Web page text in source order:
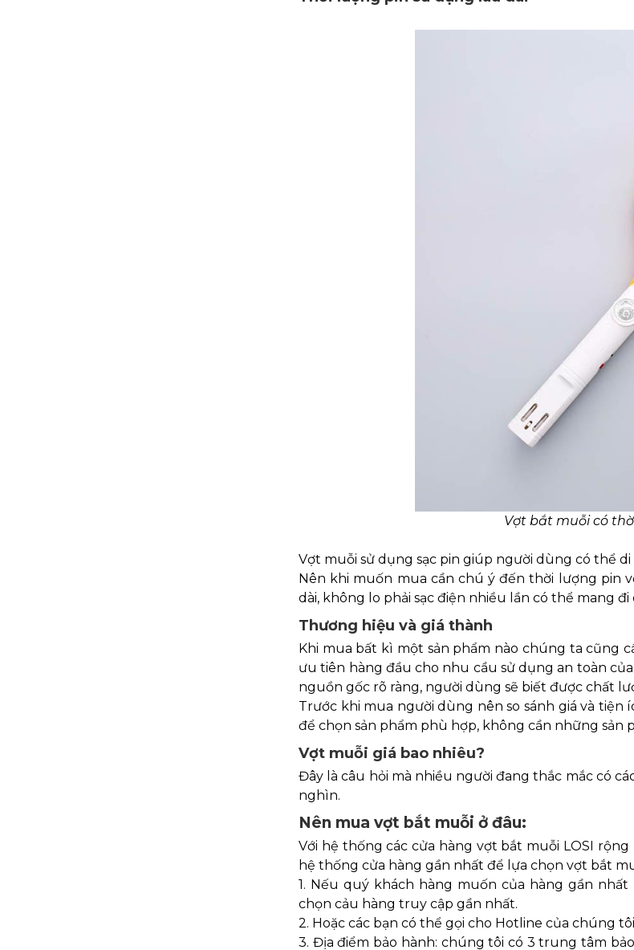
Vợt bắt muỗi có
Vợt muỗi sử dụng sạc pin giúp người dùng có thể
Nên khi muốn mua cần chú ý đến thời lượng pin
dài, không lo phải sạc điện nhiều lần có thể mang đi
Thương hiệu và giá thành
Khi mua bất kì một sản phẩm nào chúng ta cũng
ưu tiên hàng đầu cho nhu cầu sử dụng an toàn
nguồn gốc rõ ràng, người dùng sẽ biết được chất
Trước khi mua người dùng nên so sánh giá và tiện
để chọn sản phẩm phù hợp, không cần những sản
Vợt muỗi giá bao nhiêu?
Đây là câu hỏi mà nhiều người đang thắc mắc có
nghìn.
Nên mua vợt bắt muỗi ở đâu:
Với hệ thống các cửa hàng vợt bắt muỗi LOSI
hệ thống cửa hàng gần nhất để lựa chọn vợt bắt
1. Nếu quý khách hàng muốn của hàng gần
chọn cảu hàng truy cập gần nhất.
2. Hoặc các bạn có thể gọi cho Hotline của chúng
3. Địa điểm bảo hành: chúng tôi có 3 trung tâm